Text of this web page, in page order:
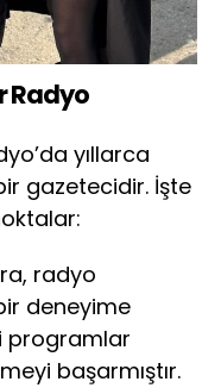
Radyo
yıllarca
gazetecidir. İşte
radyo
deneyime
programlar
başarmıştır.